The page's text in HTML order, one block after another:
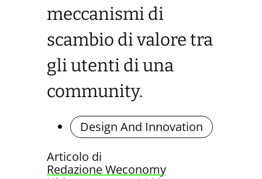
meccanismi di
scambio di valore tra
gli utenti di una
community.
Design And Innovation
Articolo di
Redazione Weconomy